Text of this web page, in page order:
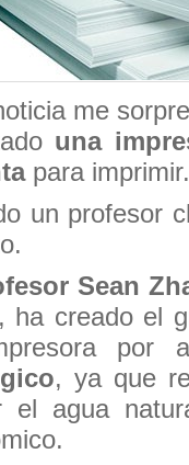
me
una
para imprimir.
un profesor
Sean
ha creado el
por
, ya que
el agua